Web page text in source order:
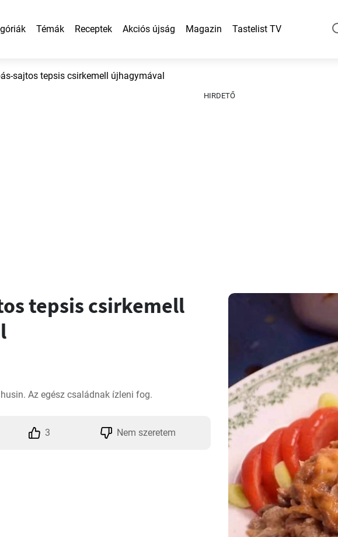
Témák Receptek Akciós újság Magazin Tastelist TV
sajtos tepsis csirkemell újhagymával
HIRDETŐ
tepsis csirkemell
Az egész családnak ízleni fog.
3 Nem szeretem